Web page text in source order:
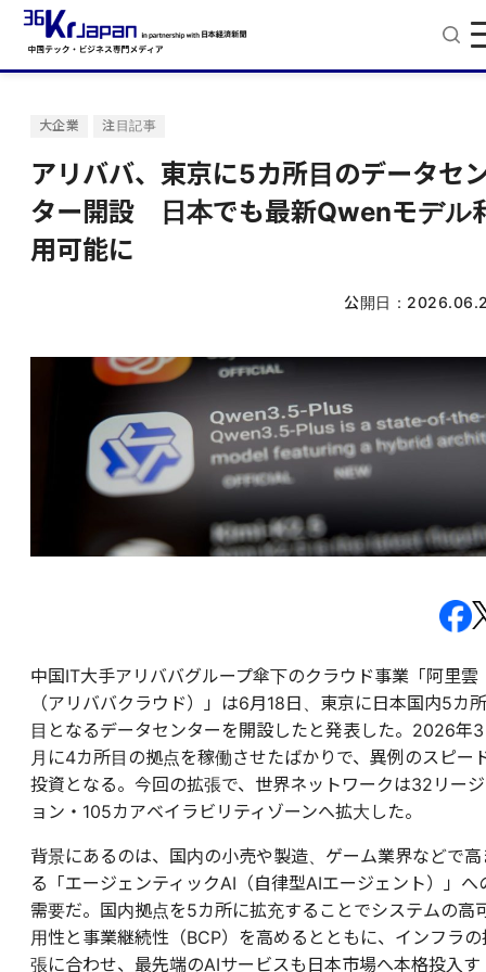
大企業 注目記事
アリババ、東京に5カ所目のデータセ
ター開設 日本でも最新Qwenモデル
用可能に
公開日：
中国IT大手アリババグループ傘下のクラウド事業「阿里雲
（アリババクラウド）」は6月18日、東京に日本国内5カ所
目となるデータセンターを開設したと発表した。2026年3
月に4カ所目の拠点を稼働させたばかりで、異例のスピー
投資となる。今回の拡張で、世界ネットワークは32リージ
ョン・105カアベイラビリティゾーンへ拡大した。
背景にあるのは、国内の小売や製造、ゲーム業界などで高
る「エージェンティックAI（自律型AIエージェント）」へ
需要だ。国内拠点を5カ所に拡充することでシステムの高
用性と事業継続性（BCP）を高めるとともに、インフラの
張に合わせ、最先端のAIサービスも日本市場へ本格投入す